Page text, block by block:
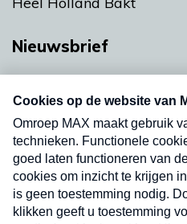
Nieuwsbrief
nieuwsbrief. Elke vrijdag-
uw mailbox.